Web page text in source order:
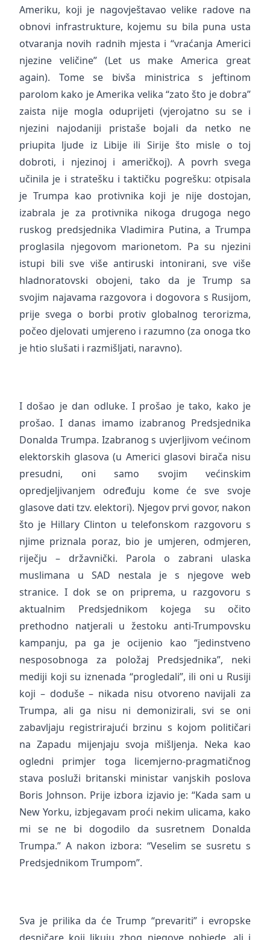
Ameriku, koji je nagovještavao velike radove na
obnovi infrastrukture, kojemu su bila puna usta
otvaranja novih radnih mjesta i “vraćanja Americi
njezine veličine” (Let us make America great
again). Tome se bivša ministrica s jeftinom
parolom kako je Amerika velika “zato što je dobra”
zaista nije mogla oduprijeti (vjerojatno su se i
njezini najodaniji pristaše bojali da netko ne
priupita ljude iz Libije ili Sirije što misle o toj
dobroti, i njezinoj i američkoj). A povrh svega
učinila je i stratešku i taktičku pogrešku: otpisala
je Trumpa kao protivnika koji je nije dostojan,
izabrala je za protivnika nikoga drugoga nego
ruskog predsjednika Vladimira Putina, a Trumpa
proglasila njegovom marionetom. Pa su njezini
istupi bili sve više antiruski intonirani, sve više
hladnoratovski obojeni, tako da je Trump sa
svojim najavama razgovora i dogovora s Rusijom,
prije svega o borbi protiv globalnog terorizma,
počeo djelovati umjereno i razumno (za onoga tko
je htio slušati i razmišljati, naravno).
I došao je dan odluke. I prošao je tako, kako je
prošao. I danas imamo izabranog Predsjednika
Donalda Trumpa. Izabranog s uvjerljivom većinom
elektorskih glasova (u Americi glasovi birača nisu
presudni, oni samo svojim većinskim
opredjeljivanjem određuju kome će sve svoje
glasove dati tzv. elektori). Njegov prvi govor, nakon
što je Hillary Clinton u telefonskom razgovoru s
njime priznala poraz, bio je umjeren, odmjeren,
riječju – državnički. Parola o zabrani ulaska
muslimana u SAD nestala je s njegove web
stranice. I dok se on priprema, u razgovoru s
aktualnim Predsjednikom kojega su očito
prethodno natjerali u žestoku anti-Trumpovsku
kampanju, pa ga je ocijenio kao “jedinstveno
nesposobnoga za položaj Predsjednika”, neki
mediji koji su iznenada “progledali”, ili oni u Rusiji
koji – doduše – nikada nisu otvoreno navijali za
Trumpa, ali ga nisu ni demonizirali, svi se oni
zabavljaju registrirajući brzinu s kojom političari
na Zapadu mijenjaju svoja mišljenja. Neka kao
ogledni primjer toga licemjerno-pragmatičnog
stava posluži britanski ministar vanjskih poslova
Boris Johnson. Prije izbora izjavio je: “Kada sam u
New Yorku, izbjegavam proći nekim ulicama, kako
mi se ne bi dogodilo da susretnem Donalda
Trumpa.” A nakon izbora: “Veselim se susretu s
Predsjednikom Trumpom”.
Sva je prilika da će Trump “prevariti” i evropske